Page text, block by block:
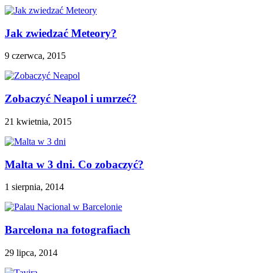
Jak zwiedzać Meteory?
9 czerwca, 2015
Zobaczyć Neapol i umrzeć?
21 kwietnia, 2015
Malta w 3 dni. Co zobaczyć?
1 sierpnia, 2014
Barcelona na fotografiach
29 lipca, 2014